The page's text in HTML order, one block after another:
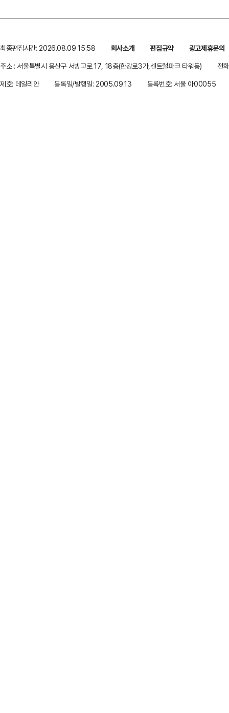
최종편집시간: 2026.08.09 15:58 회사소개 편집규약
광고제휴문의
주소 : 서울특별시 용산구 서빙고로 17, 18층(한강로3가,센트럴파크 타워동)
전
제호: 데일리안
등록일/발행일: 2005.09.13 등록번호: 서울 아00055